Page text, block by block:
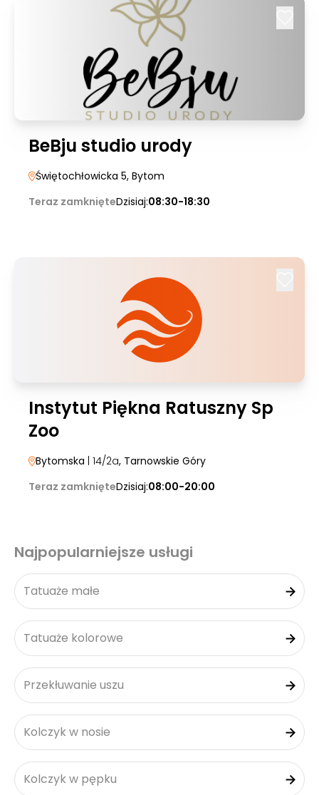
BeBju studio urody
Świętochłowicka 5, Bytom
Teraz zamknięteDzisiaj:08:30-18:30
Instytut Piękna Ratuszny Sp
Zoo
Bytomska | 14/2a, Tarnowskie Góry
Teraz zamknięteDzisiaj:08:00-20:00
Najpopularniejsze usługi
Tatuaże małe
Tatuaże kolorowe
Przekłuwanie uszu
Kolczyk w nosie
Kolczyk w pępku